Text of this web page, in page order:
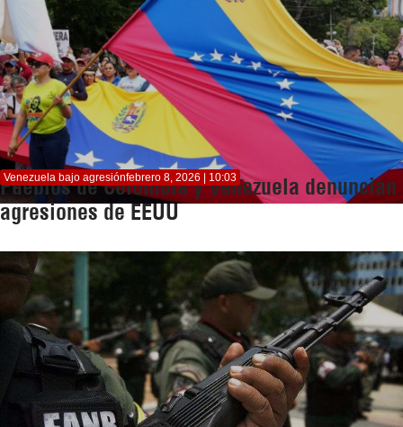
Venezuela bajo agresiónfebrero 8, 2026 | 10:03
Pueblos de Colombia y Venezuela denuncian
agresiones de EEUU